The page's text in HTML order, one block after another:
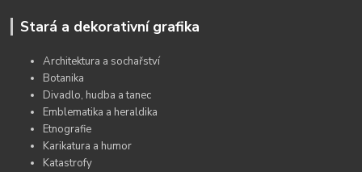
Stará a dekorativní grafika
Architektura a sochařství
Botanika
Divadlo, hudba a tanec
Emblematika a heraldika
Etnografie
Karikatura a humor
Katastrofy